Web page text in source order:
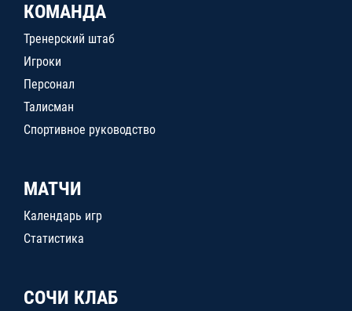
КОМАНДА
Тренерский штаб
Игроки
Персонал
Талисман
Спортивное руководство
МАТЧИ
Календарь игр
Статистика
СОЧИ КЛАБ